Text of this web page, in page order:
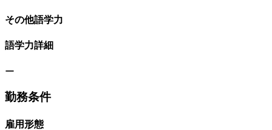
その他語学力
語学力詳細
ー
勤務条件
雇用形態